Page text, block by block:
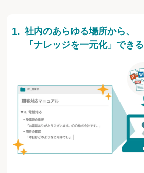
社内のあらゆる場所から、
「ナレッジを一元化」できる